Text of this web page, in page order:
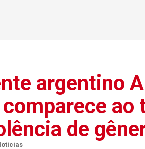
argentino
ao
de